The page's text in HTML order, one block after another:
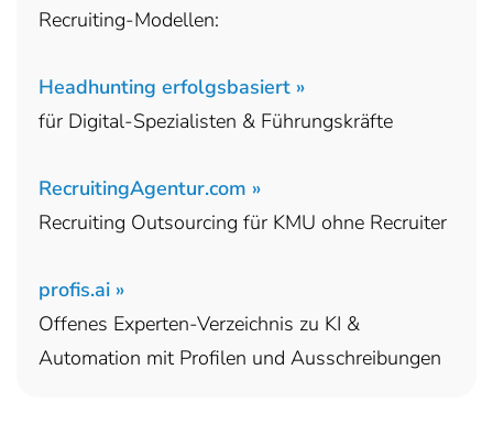
Recruiting-Modellen:
Headhunting erfolgsbasiert »
für Digital-Spezialisten & Führungskräfte
RecruitingAgentur.com »
Recruiting Outsourcing für KMU ohne Recruiter
profis.ai »
Offenes Experten-Verzeichnis zu KI &
Automation mit Profilen und Ausschreibungen